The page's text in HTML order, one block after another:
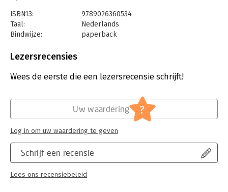
ISBN13:
9789026360534
Taal:
Nederlands
Bindwijze:
paperback
Uitgever:
Verschijningsdatum:
12-10-2022
Personeelsmanagement
Lezersrecensies
Wees de eerste die een lezersrecensie schrijft!
Schrijf een recensie
Lees ons recensiebeleid
Uw waardering ?
Log in om uw waardering te geven